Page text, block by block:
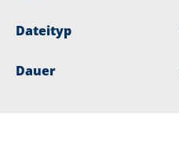
Dateityp
Dauer